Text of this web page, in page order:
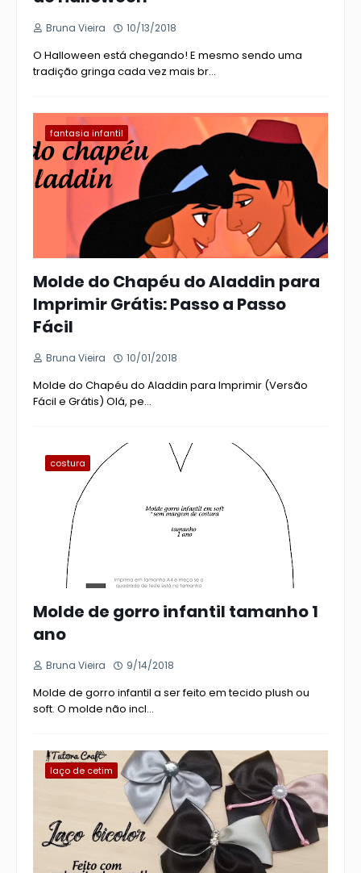
Bruna Vieira 10/13/2018
O Halloween está chegando! E mesmo sendo uma
tradição gringa cada vez mais br…
fantasia infantil
Molde do Chapéu do Aladdin para
Imprimir Grátis: Passo a Passo
Fácil
Bruna Vieira 10/01/2018
Molde do Chapéu do Aladdin para Imprimir (Versão
Fácil e Grátis) Olá, pe…
costura
Molde de gorro infantil tamanho 1
ano
Bruna Vieira 9/14/2018
Molde de gorro infantil a ser feito em tecido plush ou
soft. O molde não incl…
laço de cetim